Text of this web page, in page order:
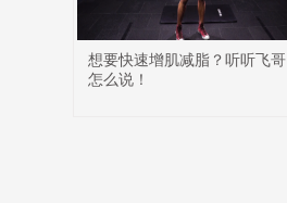
想要快速增肌减脂？听听飞哥
怎么说！